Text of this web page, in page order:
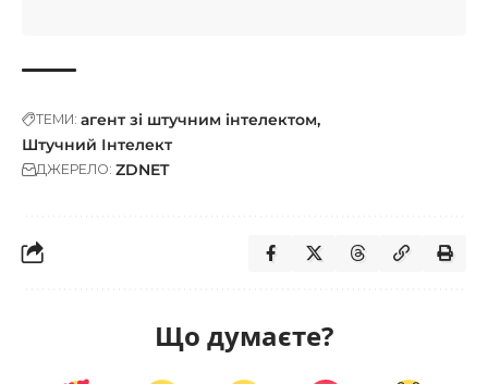
ТЕМИ: агент зі штучним інтелектом
Штучний Інтелект
ДЖЕРЕЛО: ZDNET
Що думаєте?